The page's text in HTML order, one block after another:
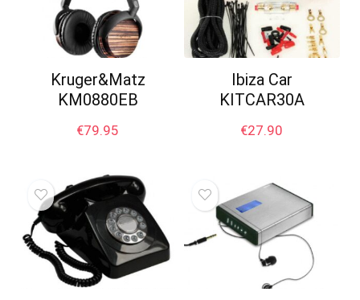
Kruger&Matz
KM0880EB
€79.95
Ibiza Car
KITCAR30A
€27.90